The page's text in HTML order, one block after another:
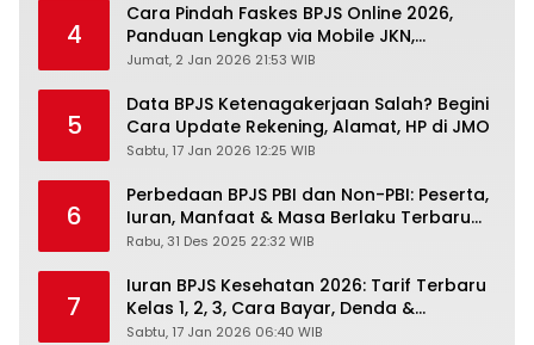
4
Cara Pindah Faskes BPJS Online 2026,
Panduan Lengkap via Mobile JKN,
PANDAWA & Offiline Kantor Cabang
Jumat, 2 Jan 2026 21:53 WIB
5
Data BPJS Ketenagakerjaan Salah? Begini
Cara Update Rekening, Alamat, HP di JMO
Sabtu, 17 Jan 2026 12:25 WIB
6
Perbedaan BPJS PBI dan Non-PBI: Peserta,
Iuran, Manfaat & Masa Berlaku Terbaru
2026
Rabu, 31 Des 2025 22:32 WIB
7
Iuran BPJS Kesehatan 2026: Tarif Terbaru
Kelas 1, 2, 3, Cara Bayar, Denda &
Panduan Lengkap Peserta JKN-KIS
Sabtu, 17 Jan 2026 06:40 WIB